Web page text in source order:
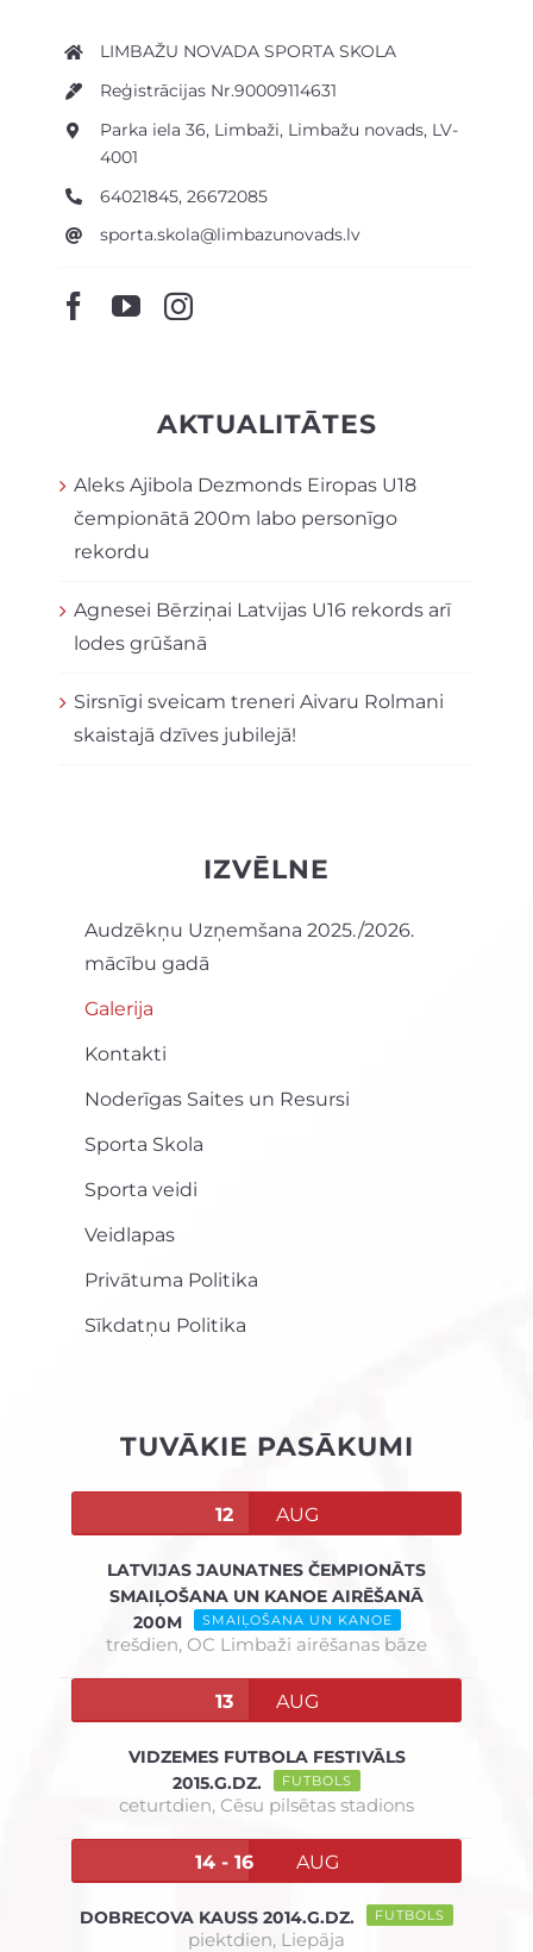
LIMBAŽU NOVADA SPORTA SKOLA
Reģistrācijas Nr.90009114631
Parka iela 36, Limbaži, Limbažu novads, LV-
4001
64021845, 26672085
sporta.skola@limbazunovads.lv
AKTUALITĀTES
Aleks Ajibola Dezmonds Eiropas U18
čempionātā 200m labo personīgo
rekordu
Agnesei Bērziņai Latvijas U16 rekords arī
lodes grūšanā
Sirsnīgi sveicam treneri Aivaru Rolmani
skaistajā dzīves jubilejā!
IZVĒLNE
Audzēkņu Uzņemšana 2025./2026.
mācību gadā
Galerija
Kontakti
Noderīgas Saites un Resursi
Sporta Skola
Sporta veidi
Veidlapas
Privātuma Politika
Sīkdatņu Politika
TUVĀKIE PASĀKUMI
12 AUG
LATVIJAS JAUNATNES ČEMPIONĀTS
SMAIĻOŠANA UN KANOE AIRĒŠANĀ
200M
SMAIĻOŠANA UN KANOE
trešdien, OC Limbaži airēšanas bāze
13 AUG
VIDZEMES FUTBOLA FESTIVĀLS
2015.G.DZ.
FUTBOLS
ceturtdien, Cēsu pilsētas stadions
14 - 16 AUG
DOBRECOVA KAUSS 2014.G.DZ. FUTBOLS
piektdien, Liepāja